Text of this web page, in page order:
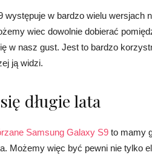
występuje w bardzo wielu wersjach
wiec dowolnie dobierać
w nasz gust. Jest to bardzo
ją widzi.
długie lata
Samsung Galaxy S9 to mamy
Możemy więc być pewni nie tylko